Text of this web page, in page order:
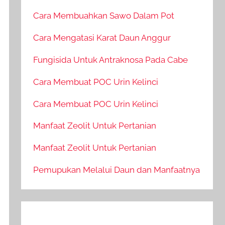
Cara Membuahkan Sawo Dalam Pot
Cara Mengatasi Karat Daun Anggur
Fungisida Untuk Antraknosa Pada Cabe
Cara Membuat POC Urin Kelinci
Cara Membuat POC Urin Kelinci
Manfaat Zeolit Untuk Pertanian
Manfaat Zeolit Untuk Pertanian
Pemupukan Melalui Daun dan Manfaatnya